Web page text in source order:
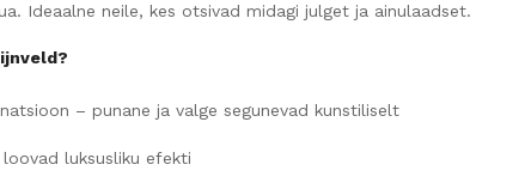
Ideaalne neile, kes otsivad midagi julget ja ainulaadset.
– punane ja valge segunevad kunstiliselt
luksusliku efekti